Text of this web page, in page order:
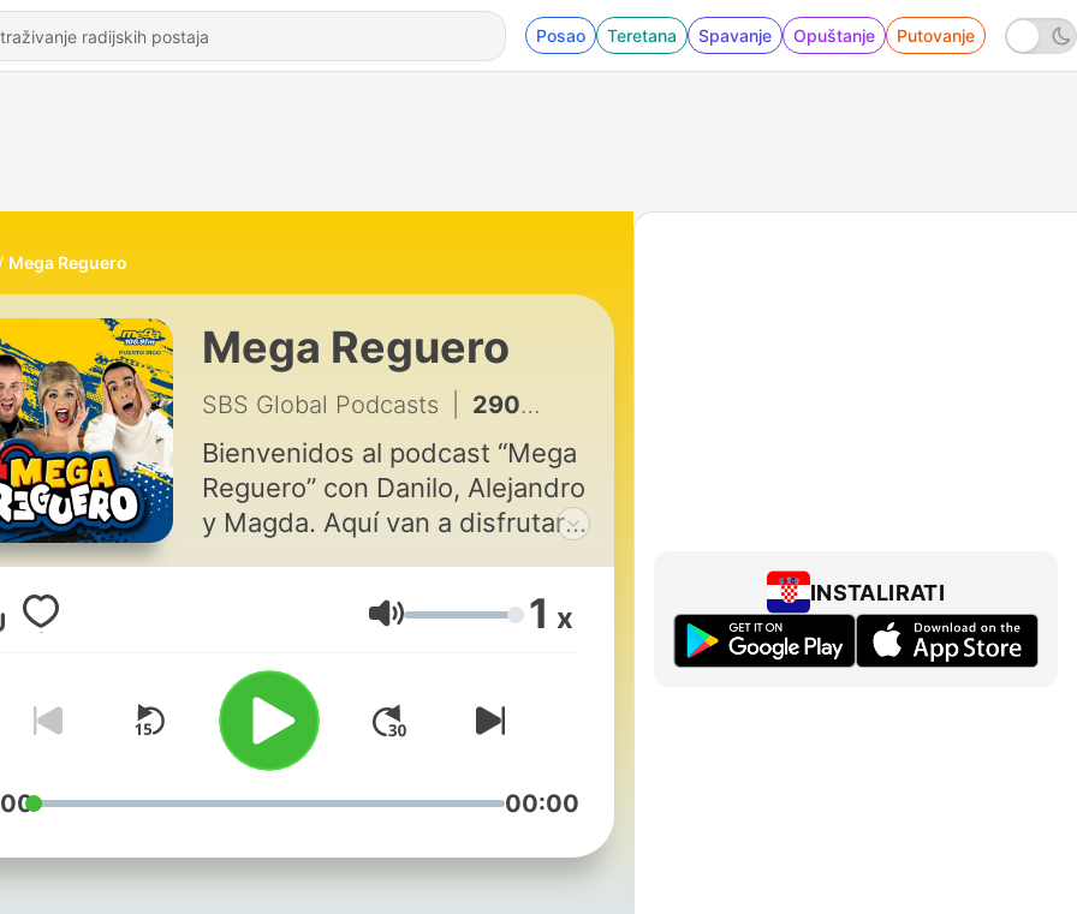
Posao Teretana Spavanje Opuštanje Putovanje
Mega Reguero
Mega Reguero
SBS Global Podcasts 2906 - ¡EMPEZAMOS EL MEGA REGUERO! Con Danilo, Alejandro, Magda #ElMegaReguero #LaMega1069
Bienvenidos al podcast “Mega
Reguero” con Danilo, Alejandro
y Magda. Aquí van a disfrutar
conversaciones más
divertidas, y los segmentos
de radio “El Reguero.” No se
pierdan ni un episodio y
prepárense para gozar con sus
amigos Danilo, Alejandro y
Glasnoća 1 x
00:00
INSTALIRATI